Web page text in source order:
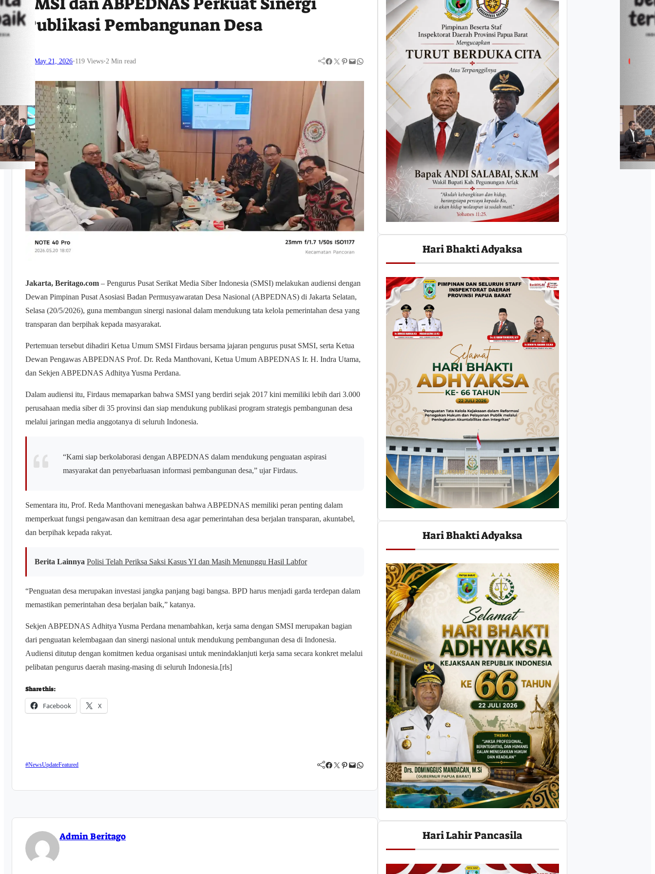
Publikasi Pembangunan Desa
May 21, 2026•119 Views•2 Min read Facebook Twitter Pinterest Mail WhatsApp
Jakarta, Beritago.com – Pengurus Pusat Serikat Media Siber Indonesia (SMSI) melakukan audiensi dengan
Dewan Pimpinan Pusat Asosiasi Badan Permusyawaratan Desa Nasional (ABPEDNAS) di Jakarta Selatan,
Selasa (20/5/2026), guna membangun sinergi nasional dalam mendukung tata kelola pemerintahan desa yang
transparan dan berpihak kepada masyarakat.
Pertemuan tersebut dihadiri Ketua Umum SMSI Firdaus bersama jajaran pengurus pusat SMSI, serta Ketua
Dewan Pengawas ABPEDNAS Prof. Dr. Reda Manthovani, Ketua Umum ABPEDNAS Ir. H. Indra Utama,
dan Sekjen ABPEDNAS Adhitya Yusma Perdana.
Dalam audiensi itu, Firdaus memaparkan bahwa SMSI yang berdiri sejak 2017 kini memiliki lebih dari 3.000
perusahaan media siber di 35 provinsi dan siap mendukung publikasi program strategis pembangunan desa
melalui jaringan media anggotanya di seluruh Indonesia.
“Kami siap berkolaborasi dengan ABPEDNAS dalam mendukung penguatan aspirasi
masyarakat dan penyebarluasan informasi pembangunan desa,” ujar Firdaus.
Sementara itu, Prof. Reda Manthovani menegaskan bahwa ABPEDNAS memiliki peran penting dalam
memperkuat fungsi pengawasan dan kemitraan desa agar pemerintahan desa berjalan transparan, akuntabel,
dan berpihak kepada rakyat.
Berita Lainnya Polisi Telah Periksa Saksi Kasus YI dan Masih Menunggu Hasil Labfor
“Penguatan desa merupakan investasi jangka panjang bagi bangsa. BPD harus menjadi garda terdepan dalam
memastikan pemerintahan desa berjalan baik,” katanya.
Sekjen ABPEDNAS Adhitya Yusma Perdana menambahkan, kerja sama dengan SMSI merupakan bagian
dari penguatan kelembagaan dan sinergi nasional untuk mendukung pembangunan desa di Indonesia.
Audiensi ditutup dengan komitmen kedua organisasi untuk menindaklanjuti kerja sama secara konkret melalui
pelibatan pengurus daerah masing-masing di seluruh Indonesia.[rls]
Share this:
Facebook X
#NewsUpdateFeatured Facebook Twitter Pinterest Mail WhatsApp
Admin Beritago
Hari Bhakti Adyaksa
Hari Bhakti Adyaksa
Hari Lahir Pancasila